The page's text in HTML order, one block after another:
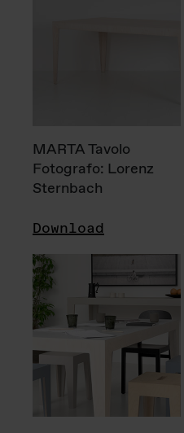
MARTA Tavolo
Fotografo: Lorenz
Sternbach
Download